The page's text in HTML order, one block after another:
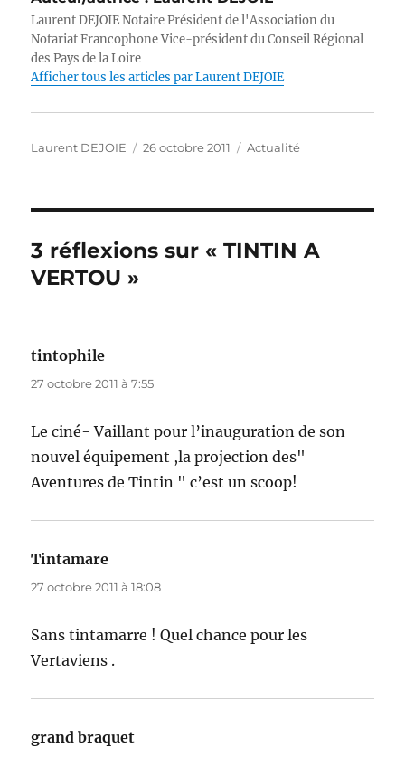
te
r
e
b
o
e
d
I
s
A
p
e
n
g
l
y
Li
n
Laurent DEJOIE Notaire Président de l'Association du
Notariat Francophone Vice-président du Conseil Régional
des Pays de la Loire
Afficher tous les articles par Laurent DEJOIE
Auteur
Laurent DEJOIE
Publié
26 octobre 2011 Catégories
Actualité
3 réflexions sur « TINTIN A
VERTOU »
tintophile
27 octobre 2011 à 7:55
Le ciné- Vaillant pour l’inauguration de son
nouvel équipement ,la projection des"
Aventures de Tintin " c’est un scoop!
Tintamare
27 octobre 2011 à 18:08
Sans tintamarre ! Quel chance pour les
Vertaviens .
grand braquet